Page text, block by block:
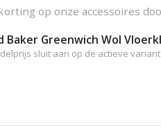
op onze accessoires
Baker Greenwich Wol
sluit aan op de actieve